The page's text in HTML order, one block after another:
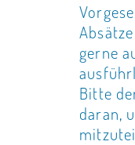
gerne
Bitte
daran,